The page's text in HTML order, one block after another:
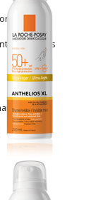
/ Vómitos
La Nariz